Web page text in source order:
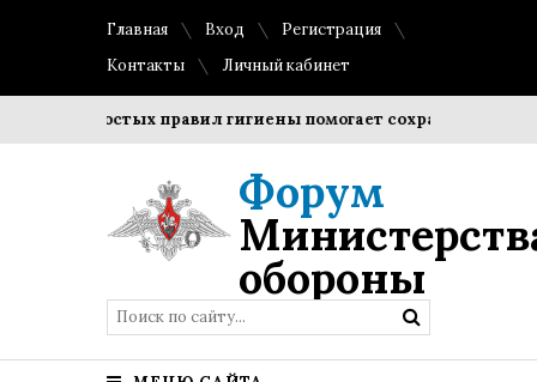
Главная Вход
Регистрация
Контакты
Личный кабинет
простых правил гигиены помогает сохранить
Форум
обороны